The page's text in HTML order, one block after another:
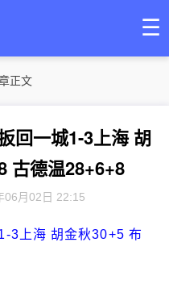
☰
正文
回一城1-3上海 胡
古德温28+6+8
06月02日 22:15
3上海 胡金秋30+5 布